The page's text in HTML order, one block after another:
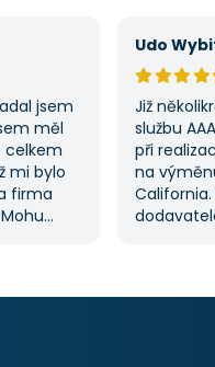
jsem
měl
celkem
mi bylo
firma
Udo
Již
službu
při
na
California.
S